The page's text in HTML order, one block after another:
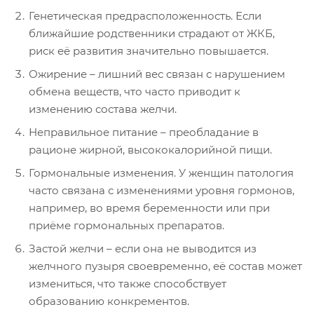
Генетическая предрасположенность. Если
ближайшие родственники страдают от ЖКБ,
риск её развития значительно повышается.
Ожирение – лишний вес связан с нарушением
обмена веществ, что часто приводит к
изменению состава желчи.
Неправильное питание – преобладание в
рационе жирной, высококалорийной пищи.
Гормональные изменения. У женщин патология
часто связана с изменениями уровня гормонов,
например, во время беременности или при
приёме гормональных препаратов.
Застой желчи – если она не выводится из
желчного пузыря своевременно, её состав может
измениться, что также способствует
образованию конкрементов.